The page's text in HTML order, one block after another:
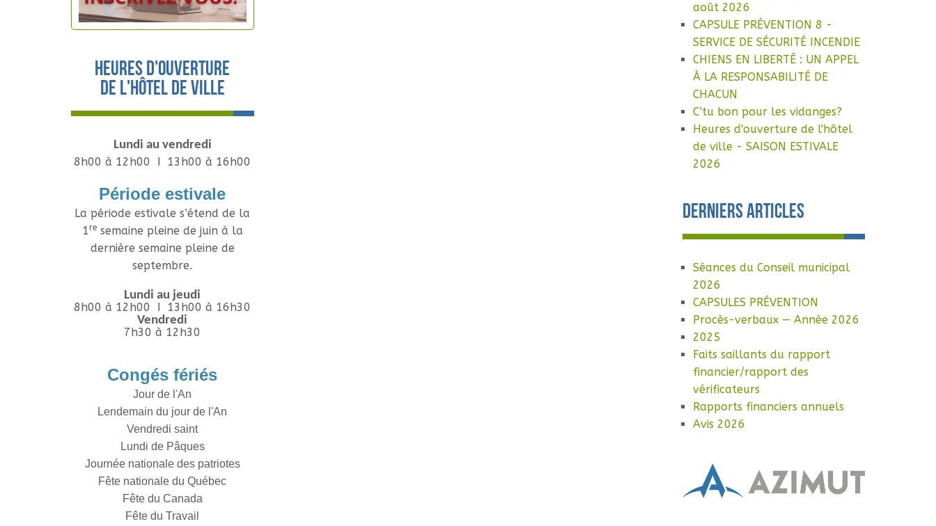
Heures d'ouverture
de l'hôtel de ville
Lundi au vendredi
8h00 à 12h00 Ι 13h00 à 16h00
Période estivale
La période estivale s’étend de la
1 resemaine pleine de juin à la
dernière semaine pleine de
septembre.
Lundi au jeudi
8h00 à 12h00 Ι 13h00 à 16h30
Vendredi
7h30 à 12h30
Congés fériés
Jour de l'An
Lendemain du jour de l'An
Vendredi saint
Lundi de Pâques
Journée nationale des patriotes
Fête nationale du Québec
Fête du Canada
Fête du Travail
août 2026
CAPSULE PRÉVENTION 8 -
SERVICE DE SÉCURITÉ INCENDIE
CHIENS EN LIBERTÉ : UN APPEL
À LA RESPONSABILITÉ DE
CHACUN
C’tu bon pour les vidanges?
Heures d'ouverture de l'hôtel
de ville - SAISON ESTIVALE
2026
Derniers articles
Séances du Conseil municipal
2026
CAPSULES PRÉVENTION
Procès-verbaux — Année 2026
2025
Faits saillants du rapport
financier/rapport des
vérificateurs
Rapports financiers annuels
Avis 2026